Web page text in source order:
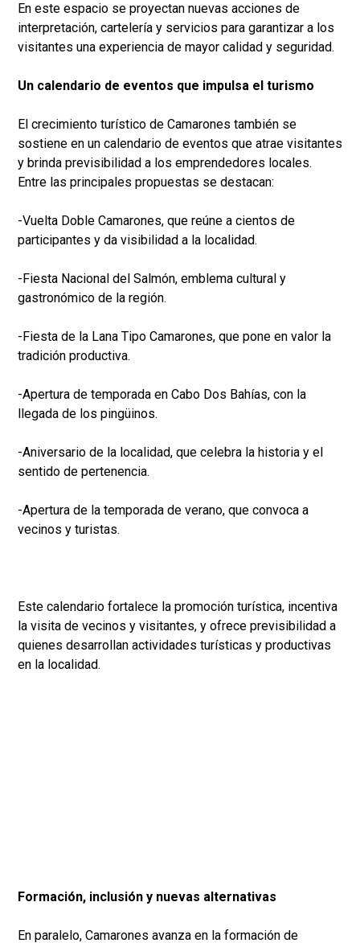
En este espacio se proyectan nuevas acciones de
interpretación, cartelería y servicios para garantizar a los
visitantes una experiencia de mayor calidad y seguridad.
Un calendario de eventos que impulsa el turismo
El crecimiento turístico de Camarones también se
sostiene en un calendario de eventos que atrae visitantes
y brinda previsibilidad a los emprendedores locales.
Entre las principales propuestas se destacan:
-Vuelta Doble Camarones, que reúne a cientos de
participantes y da visibilidad a la localidad.
-Fiesta Nacional del Salmón, emblema cultural y
gastronómico de la región.
-Fiesta de la Lana Tipo Camarones, que pone en valor la
tradición productiva.
-Apertura de temporada en Cabo Dos Bahías, con la
llegada de los pingüinos.
-Aniversario de la localidad, que celebra la historia y el
sentido de pertenencia.
-Apertura de la temporada de verano, que convoca a
vecinos y turistas.
Este calendario fortalece la promoción turística, incentiva
la visita de vecinos y visitantes, y ofrece previsibilidad a
quienes desarrollan actividades turísticas y productivas
en la localidad.
Formación, inclusión y nuevas alternativas
En paralelo, Camarones avanza en la formación de